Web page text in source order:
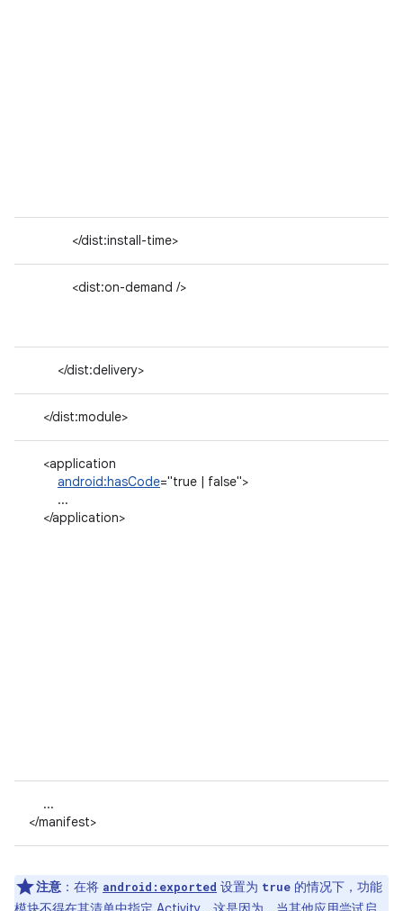
</dist:install-time>
<dist:on-demand />
</dist:delivery>
</dist:module>
<application
android:hasCode="true | false">
...
</application>
...
</manifest>
注意 ：在将 android:exported 设置为 true 的情况下，功能